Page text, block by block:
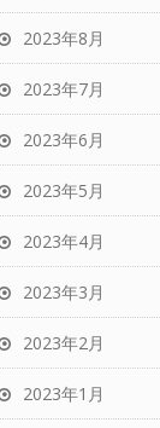
2023年8月
2023年7月
2023年6月
2023年5月
2023年4月
2023年3月
2023年2月
2023年1月